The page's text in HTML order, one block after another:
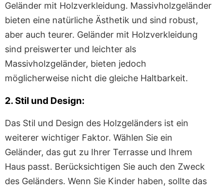
Geländer mit Holzverkleidung. Massivholzgeländer
bieten eine natürliche Ästhetik und sind robust,
aber auch teurer. Geländer mit Holzverkleidung
sind preiswerter und leichter als
Massivholzgeländer, bieten jedoch
möglicherweise nicht die gleiche Haltbarkeit.
2. Stil und Design:
Das Stil und Design des Holzgeländers ist ein
weiterer wichtiger Faktor. Wählen Sie ein
Geländer, das gut zu Ihrer Terrasse und Ihrem
Haus passt. Berücksichtigen Sie auch den Zweck
des Geländers. Wenn Sie Kinder haben, sollte das